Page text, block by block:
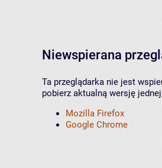
Niewspierana
Ta przeglądarka nie jest
pobierz aktualną wersję
Mozilla Firefox
Google Chrome